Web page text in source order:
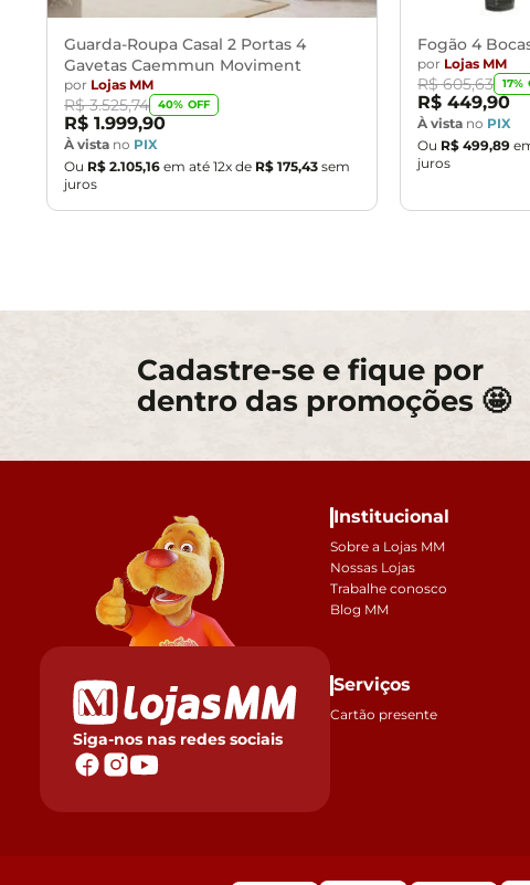
Guarda-Roupa Casal 2 Portas 4
Gavetas Caemmun Moviment
por Lojas MM
R$ 3.525,74 40% OFF
R$ 1.999,90
À vista no PIX
Ou R$ 2.105,16 em até 12x de R$ 175,43 sem
juros
Fogão 4
por Lojas MM
R$ 605,63 17%
R$ 449,90
À vista no PIX
Ou R$ 499,89
juros
Cadastre-se e fique por
dentro das promoções 🤩
Siga-nos nas redes sociais
Institucional
Sobre a Lojas MM
Nossas Lojas
Trabalhe conosco
Blog MM
Serviços
Cartão presente